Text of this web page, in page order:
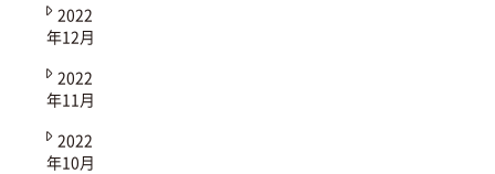
2022
年12月
2022
年11月
2022
年10月